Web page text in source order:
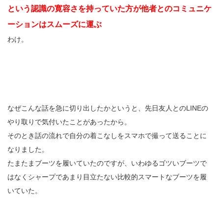
という認識の寛容さを持っていた方が他者とのコミュニケ
ーションはスムーズに運ぶ
わけ。
なぜこんな話を急に切り出したかというと、先日友人とのLINEの
やり取りで気付いたことがあったから。
そのとき話の流れで自分の着こなしをスマホで撮って送ることに
なりました。
たまたまブーツを履いていたのですが、いわゆるゴツいブーツで
はなくシャープであまり目立たない比較的スマートなブーツを履
いていた。